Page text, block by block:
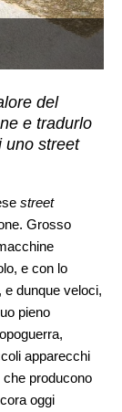
del
e tradurlo
uno street
street
Grosso
e con lo
e dunque veloci,
pieno
apparecchi
che producono
oggi